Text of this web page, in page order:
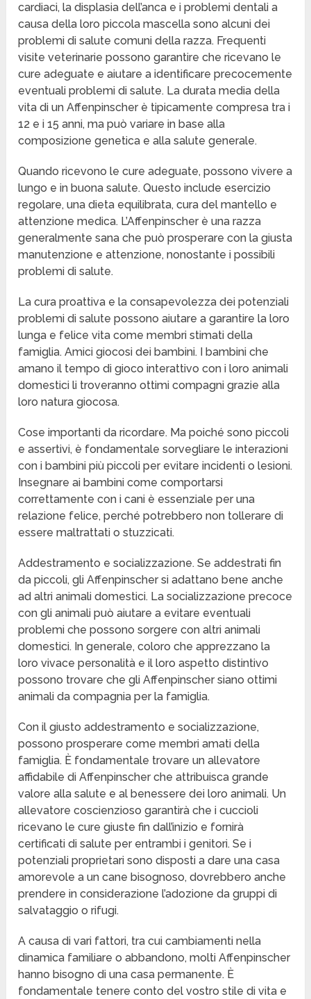
cardiaci, la displasia dell’anca e i problemi dentali a
causa della loro piccola mascella sono alcuni dei
problemi di salute comuni della razza. Frequenti
visite veterinarie possono garantire che ricevano le
cure adeguate e aiutare a identificare precocemente
eventuali problemi di salute. La durata media della
vita di un Affenpinscher è tipicamente compresa tra i
12 e i 15 anni, ma può variare in base alla
composizione genetica e alla salute generale.
Quando ricevono le cure adeguate, possono vivere a
lungo e in buona salute. Questo include esercizio
regolare, una dieta equilibrata, cura del mantello e
attenzione medica. L’Affenpinscher è una razza
generalmente sana che può prosperare con la giusta
manutenzione e attenzione, nonostante i possibili
problemi di salute.
La cura proattiva e la consapevolezza dei potenziali
problemi di salute possono aiutare a garantire la loro
lunga e felice vita come membri stimati della
famiglia. Amici giocosi dei bambini. I bambini che
amano il tempo di gioco interattivo con i loro animali
domestici li troveranno ottimi compagni grazie alla
loro natura giocosa.
Cose importanti da ricordare. Ma poiché sono piccoli
e assertivi, è fondamentale sorvegliare le interazioni
con i bambini più piccoli per evitare incidenti o lesioni.
Insegnare ai bambini come comportarsi
correttamente con i cani è essenziale per una
relazione felice, perché potrebbero non tollerare di
essere maltrattati o stuzzicati.
Addestramento e socializzazione. Se addestrati fin
da piccoli, gli Affenpinscher si adattano bene anche
ad altri animali domestici. La socializzazione precoce
con gli animali può aiutare a evitare eventuali
problemi che possono sorgere con altri animali
domestici. In generale, coloro che apprezzano la
loro vivace personalità e il loro aspetto distintivo
possono trovare che gli Affenpinscher siano ottimi
animali da compagnia per la famiglia.
Con il giusto addestramento e socializzazione,
possono prosperare come membri amati della
famiglia. È fondamentale trovare un allevatore
affidabile di Affenpinscher che attribuisca grande
valore alla salute e al benessere dei loro animali. Un
allevatore coscienzioso garantirà che i cuccioli
ricevano le cure giuste fin dall’inizio e fornirà
certificati di salute per entrambi i genitori. Se i
potenziali proprietari sono disposti a dare una casa
amorevole a un cane bisognoso, dovrebbero anche
prendere in considerazione l’adozione da gruppi di
salvataggio o rifugi.
A causa di vari fattori, tra cui cambiamenti nella
dinamica familiare o abbandono, molti Affenpinscher
hanno bisogno di una casa permanente. È
fondamentale tenere conto del vostro stile di vita e